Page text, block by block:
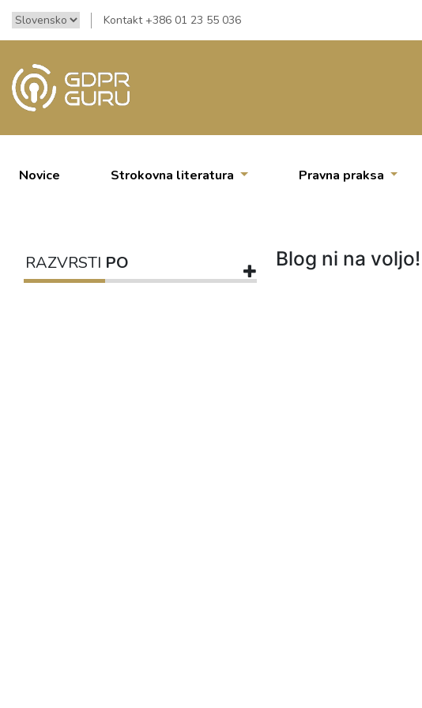
Kontakt +386 01 23 55 036
Novice Strokovna literatura Pravna praksa
RAZVRSTI PO Blog ni na voljo!